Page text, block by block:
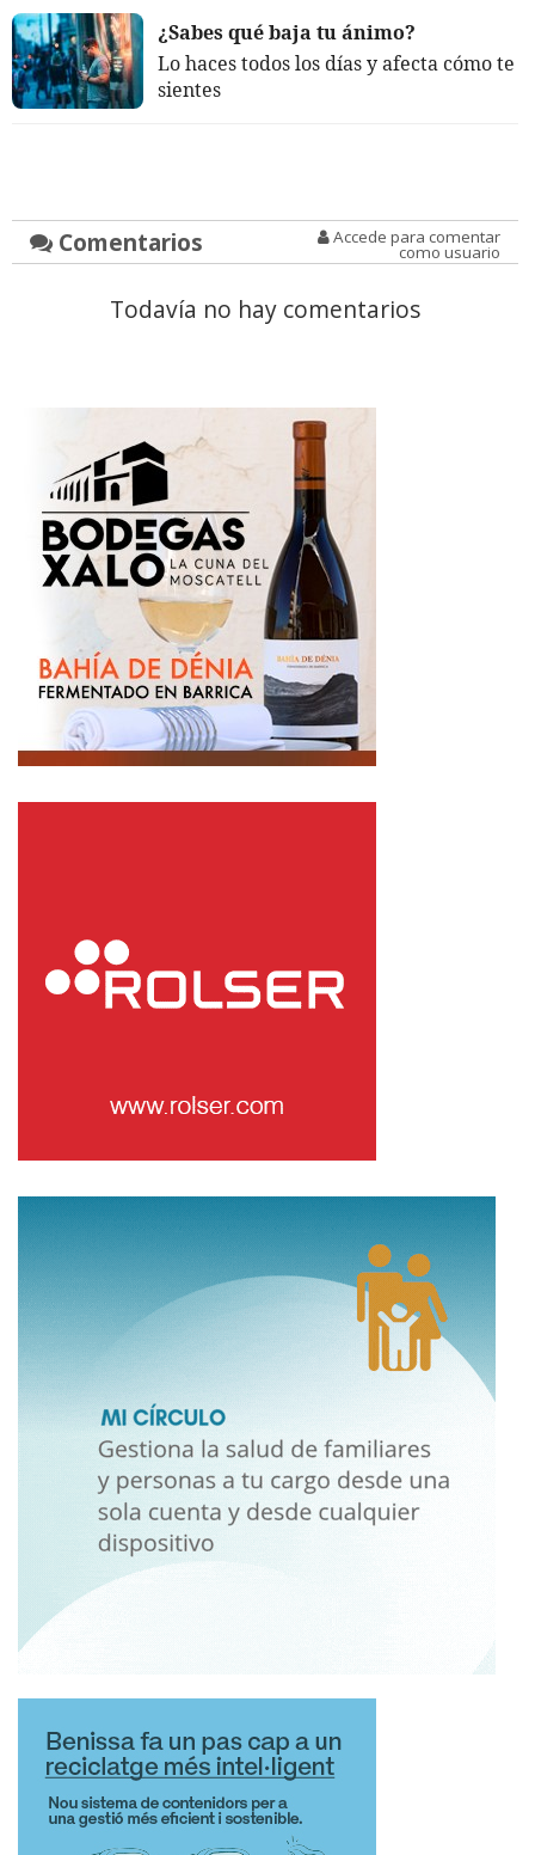
¿Sabes qué baja tu ánimo?
Lo haces todos los días y afecta cómo te
sientes
Comentarios Accede para comentar
como usuario
Todavía no hay comentarios